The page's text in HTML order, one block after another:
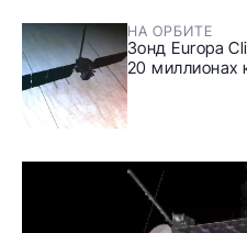
НА ОРБИТЕ
Зонд Europa
20 миллионах